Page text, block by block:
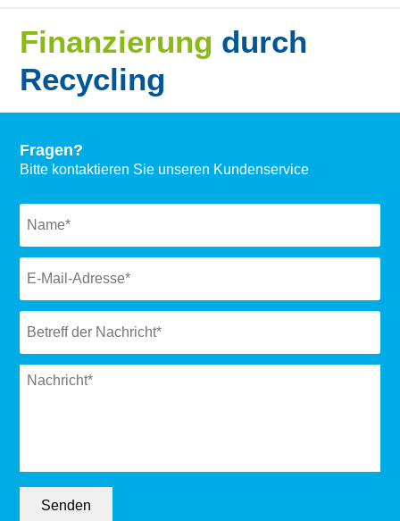
Finanzierung durch
Recycling
Fragen?
Bitte kontaktieren Sie unseren Kundenservice
Naam *
Email *
Subject *
Message *
Senden